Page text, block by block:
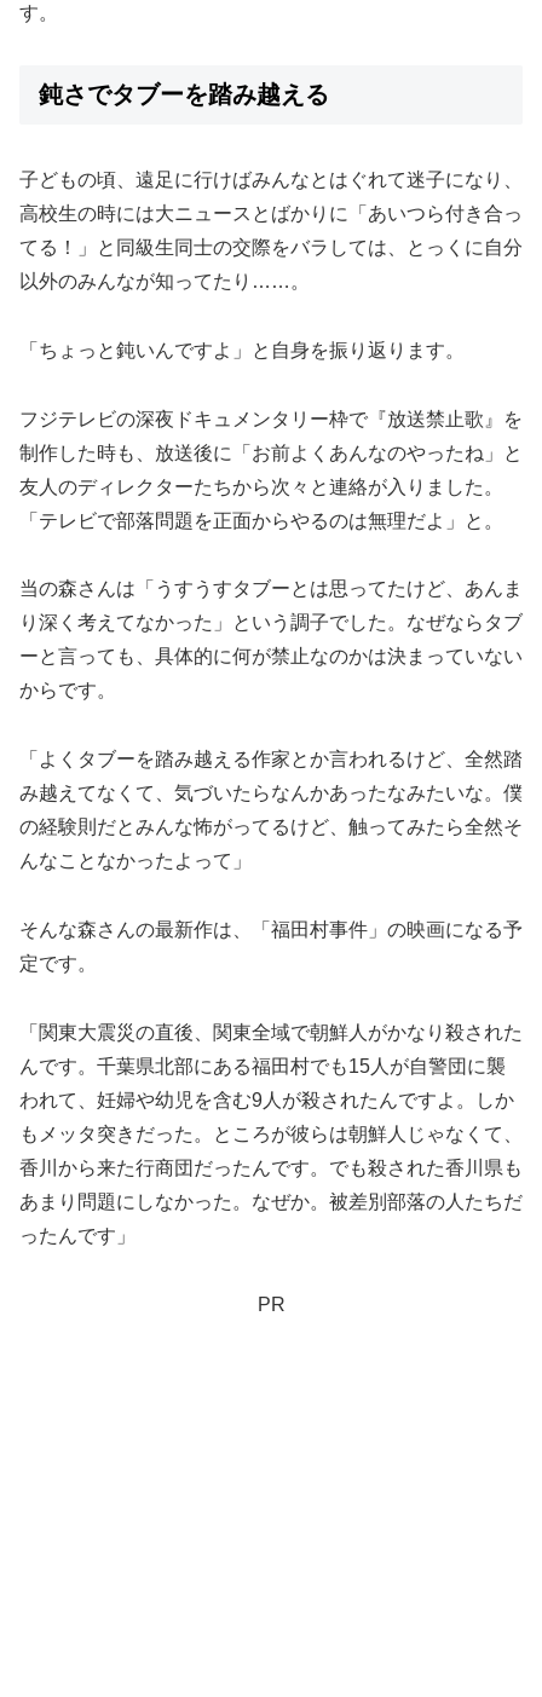
す。
鈍さでタブーを踏み越える
子どもの頃、遠足に行けばみんなとはぐれて迷子になり、
高校生の時には大ニュースとばかりに「あいつら付き合っ
てる！」と同級生同士の交際をバラしては、とっくに自分
以外のみんなが知ってたり……。
「ちょっと鈍いんですよ」と自身を振り返ります。
フジテレビの深夜ドキュメンタリー枠で『放送禁止歌』を
制作した時も、放送後に「お前よくあんなのやったね」と
友人のディレクターたちから次々と連絡が入りました。
「テレビで部落問題を正面からやるのは無理だよ」と。
当の森さんは「うすうすタブーとは思ってたけど、あんま
り深く考えてなかった」という調子でした。なぜならタブ
ーと言っても、具体的に何が禁止なのかは決まっていない
からです。
「よくタブーを踏み越える作家とか言われるけど、全然踏
み越えてなくて、気づいたらなんかあったなみたいな。僕
の経験則だとみんな怖がってるけど、触ってみたら全然そ
んなことなかったよって」
そんな森さんの最新作は、「福田村事件」の映画になる予
定です。
「関東大震災の直後、関東全域で朝鮮人がかなり殺された
んです。千葉県北部にある福田村でも15人が自警団に襲
われて、妊婦や幼児を含む9人が殺されたんですよ。しか
もメッタ突きだった。ところが彼らは朝鮮人じゃなくて、
香川から来た行商団だったんです。でも殺された香川県も
あまり問題にしなかった。なぜか。被差別部落の人たちだ
ったんです」
PR